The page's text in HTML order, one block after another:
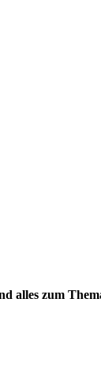
alles zum